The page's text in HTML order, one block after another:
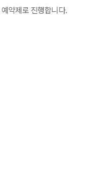
예약제로 진행합니다.